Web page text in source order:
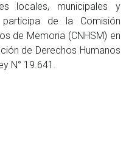
locales, municipales y
de la Comisión
de Memoria (CNHSM) en
de Derechos Humanos
N° 19.641.